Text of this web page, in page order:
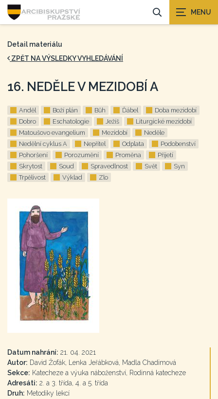
Detail materiálu
ZPĚT NA VÝSLEDKY VYHLEDÁVÁNÍ
16. NEDĚLE V MEZIDOBÍ A
Anděl Boží plán Bůh Ďábel
Doba mezidobí
Dobro
Eschatologie Ježíš
Liturgické mezidobí
Matoušovo evangelium
Mezidobí
Neděle
Nedělní cyklus A
Nepřítel Odplata
Podobenství
Pohoršení
Porozumění Proměna
Přijetí
Skrytost
Soud Spravedlnost Svět
Syn
Trpělivost
Výklad Zlo
Datum nahrání: 21. 04. 2021
Autor: David Žofák, Lenka Jeřábková, Madla Chadimová
Sekce: Katecheze a výuka náboženství, Rodinná katecheze
Adresáti: 2. a 3. třída, 4. a 5. třída
Druh: Metodiky lekcí